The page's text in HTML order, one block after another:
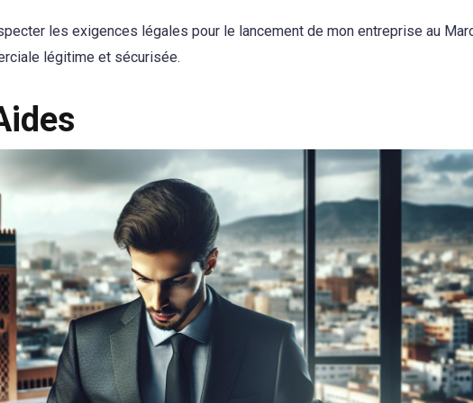
les exigences légales pour le lancement de mon entreprise au
légitime et sécurisée.